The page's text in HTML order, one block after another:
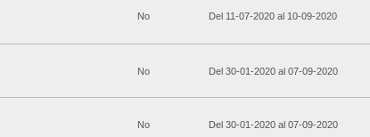
No Del 11-07-2020 al 10-09-2020
No Del 30-01-2020 al 07-09-2020
No Del 30-01-2020 al 07-09-2020